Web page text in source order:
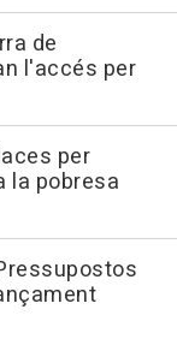
de
l'accés per
per
la pobresa